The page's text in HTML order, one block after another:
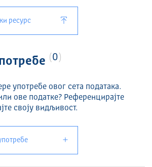
ресурс
0
употребе овог сета података.
ове податке? Референцирајте
своју видљивост.